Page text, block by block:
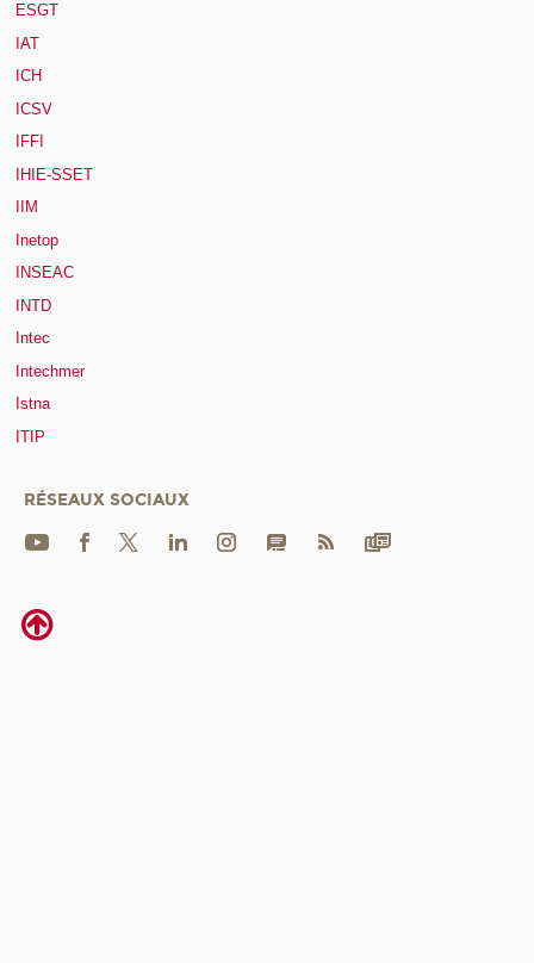
ESGT
IAT
ICH
ICSV
IFFI
IHIE-SSET
IIM
Inetop
INSEAC
INTD
Intec
Intechmer
Istna
ITIP
RÉSEAUX SOCIAUX